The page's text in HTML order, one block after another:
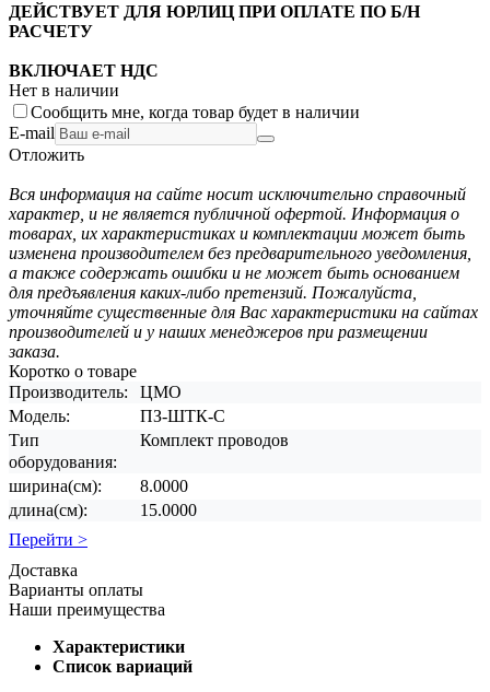
ДЕЙСТВУЕТ ДЛЯ ЮРЛИЦ ПРИ ОПЛАТЕ ПО Б/Н
РАСЧЕТУ
ВКЛЮЧАЕТ НДС
Нет в наличии
Сообщить мне, когда товар будет в наличии
E-mail
Отложить
Вся информация на сайте носит исключительно справочный
характер, и не является публичной офертой. Информация о
товарах, их характеристиках и комплектации может быть
изменена производителем без предварительного уведомления,
а также содержать ошибки и не может быть основанием
для предъявления каких-либо претензий. Пожалуйста,
уточняйте существенные для Вас характеристики на сайтах
производителей и у наших менеджеров при размещении
заказа.
Коротко о товаре
Производитель:
ЦМО
Модель:
ПЗ-ШТК-С
Тип
оборудования:
Комплект проводов
ширина(см):
8.0000
длина(см):
15.0000
Перейти >
Доставка
Варианты оплаты
Наши преимущества
Характеристики
Список вариаций